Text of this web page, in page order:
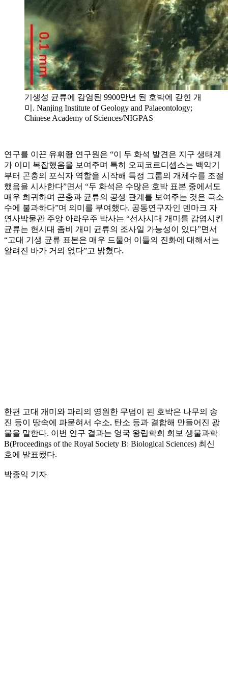
기생성 균류에 감염된 9900만년 된 호박에 갇힌 개
미. Nanjing Institute of Geology and Palaeontology;
Chinese Academy of Sciences/NIGPAS
연구를 이끈 유휘좡 연구원은 “이 두 화석 발견은 지구 생태계
가 이미 복잡했음을 보여주며 특히 오피코르디셉스는 백악기
부터 곤충의 포식자 역할을 시작해 특정 그룹의 개체수를 조절
했음을 시사한다”면서 “두 화석은 수많은 호박 표본 중에서도
매우 희귀하며 곤충과 균류의 공생 관계를 보여주는 것은 극소
수에 불과하다”며 의미를 부여했다. 공동연구자인 덴마크 자
연사박물관 주앙 아라우주 박사는 “선사시대 개미를 감염시킨
균류는 현시대 좀비 개미 균류의 조사일 가능성이 있다”면서
“고대 기생 균류 표본은 매우 드물어 이들의 진화에 대해서는
알려진 바가 거의 없다”고 밝혔다.
한편 고대 개미와 파리의 영원한 무덤이 된 호박은 나무의 송
진 등이 땅속에 파묻혀서 수소, 탄소 등과 결합해 만들어진 광
물을 말한다. 이번 연구 결과는 영국 왕립학회 회보 생물과학
B(Proceedings of the Royal Society B: Biological Sciences) 최신
호에 발표됐다.
박종익 기자